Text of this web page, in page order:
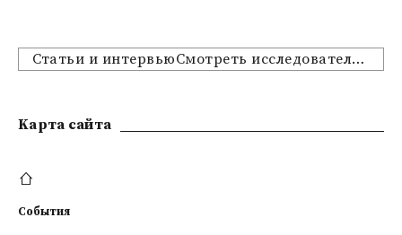
Статьи и интервьюСмотреть исследовательские проекты
Kарта сайта
События